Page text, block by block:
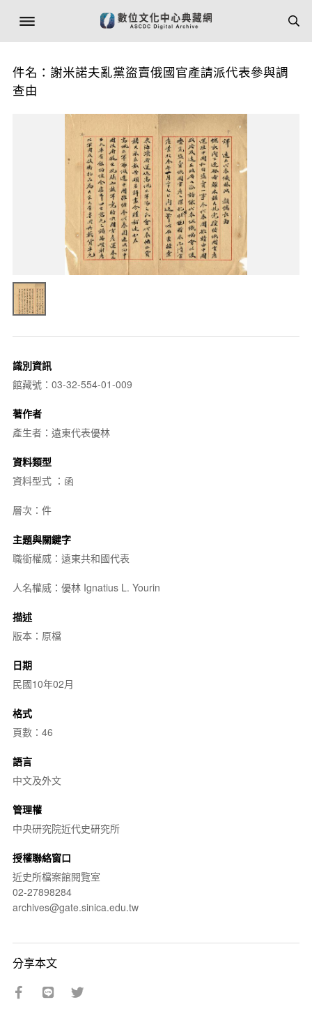
件名：謝米諾夫亂黨盜賣俄國官產請派代表參與調
查由
識別資訊
館藏號：03-32-554-01-009
著作者
產生者：遠東代表優林
資料類型
資料型式 ：函
層次：件
主題與關鍵字
職銜權威：遠東共和國代表
人名權威：優林 Ignatius L. Yourin
描述
版本：原檔
日期
民國10年02月
格式
頁數：46
語言
中文及外文
管理權
中央研究院近代史研究所
授權聯絡窗口
近史所檔案館閱覽室
02-27898284
archives@gate.sinica.edu.tw
分享本文